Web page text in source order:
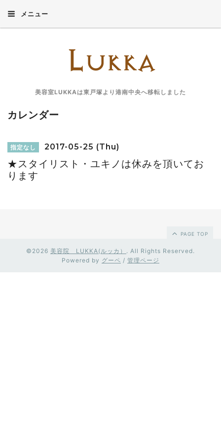
メニュー
美容室LUKKAは東戸塚より港南中央へ移転しました
カレンダー
指定なし 2017-05-25 (Thu)
★スタイリスト・ユキノは休みを頂いてお
ります
PAGE TOP
©2026 美容院 LUKKA(ルッカ） . All Rights Reserved.
Powered by グーペ / 管理ページ